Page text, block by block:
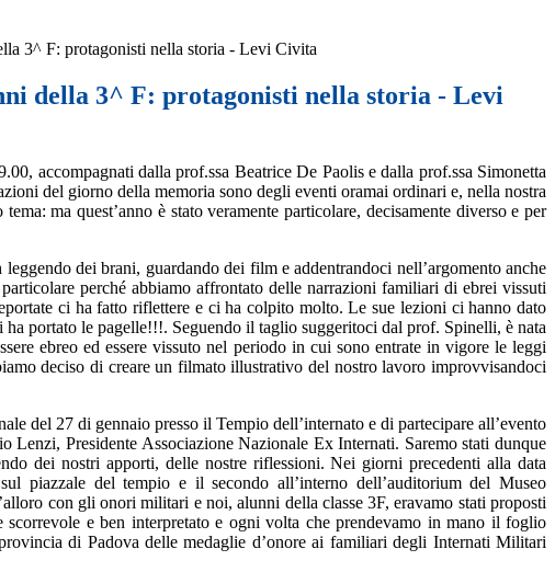
3^ F: protagonisti nella storia - Levi Civita
della 3^ F: protagonisti nella storia - Levi
accompagnati dalla prof.ssa Beatrice De Paolis e dalla prof.ssa Simonetta
del giorno della memoria sono degli eventi oramai ordinari e, nella nostra
ma quest’anno è stato veramente particolare, decisamente diverso e per
dei brani, guardando dei film e addentrandoci nell’argomento anche
perché abbiamo affrontato delle narrazioni familiari di ebrei vissuti
ci ha fatto riflettere e ci ha colpito molto. Le sue lezioni ci hanno dato
portato le pagelle!!!. Seguendo il taglio suggeritoci dal prof. Spinelli, è nata
ebreo ed essere vissuto nel periodo in cui sono entrate in vigore le leggi
deciso di creare un filmato illustrativo del nostro lavoro improvvisandoci
del 27 di gennaio presso il Tempio dell’internato e di partecipare all’evento
Presidente Associazione Nazionale Ex Internati. Saremo stati dunque
dei nostri apporti, delle nostre riflessioni. Nei giorni precedenti alla data
piazzale del tempio e il secondo all’interno dell’auditorium del Museo
con gli onori militari e noi, alunni della classe 3F, eravamo stati proposti
e ben interpretato e ogni volta che prendevamo in mano il foglio
di Padova delle medaglie d’onore ai familiari degli Internati Militari